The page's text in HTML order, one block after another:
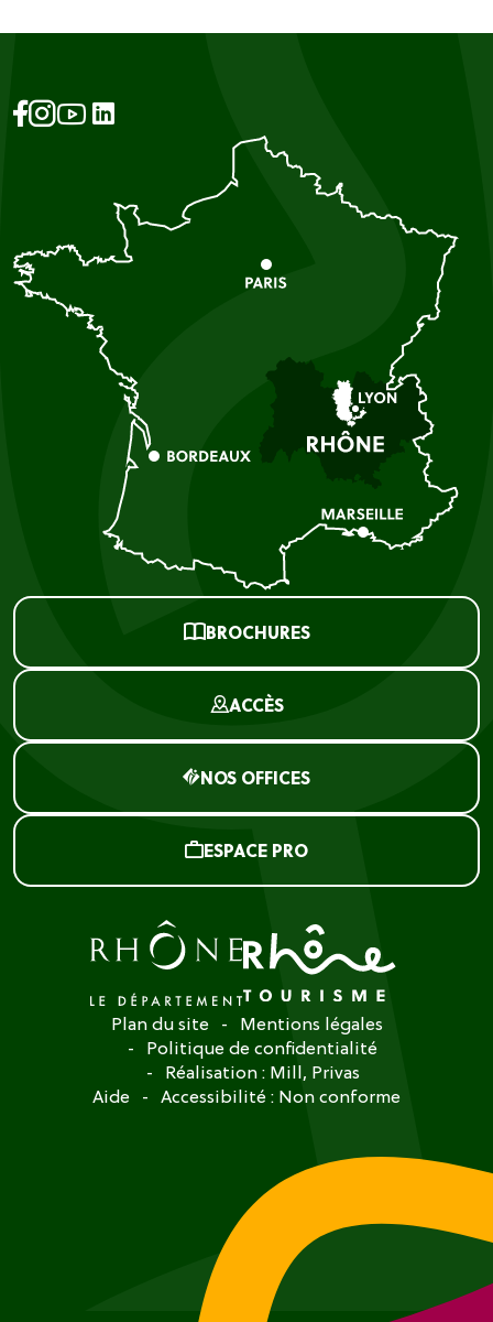
BROCHURES
ACCÈS
NOS OFFICES
ESPACE PRO
Plan du site
Mentions légales
Politique de confidentialité
Réalisation : Mill, Privas
Aide
Accessibilité : Non conforme